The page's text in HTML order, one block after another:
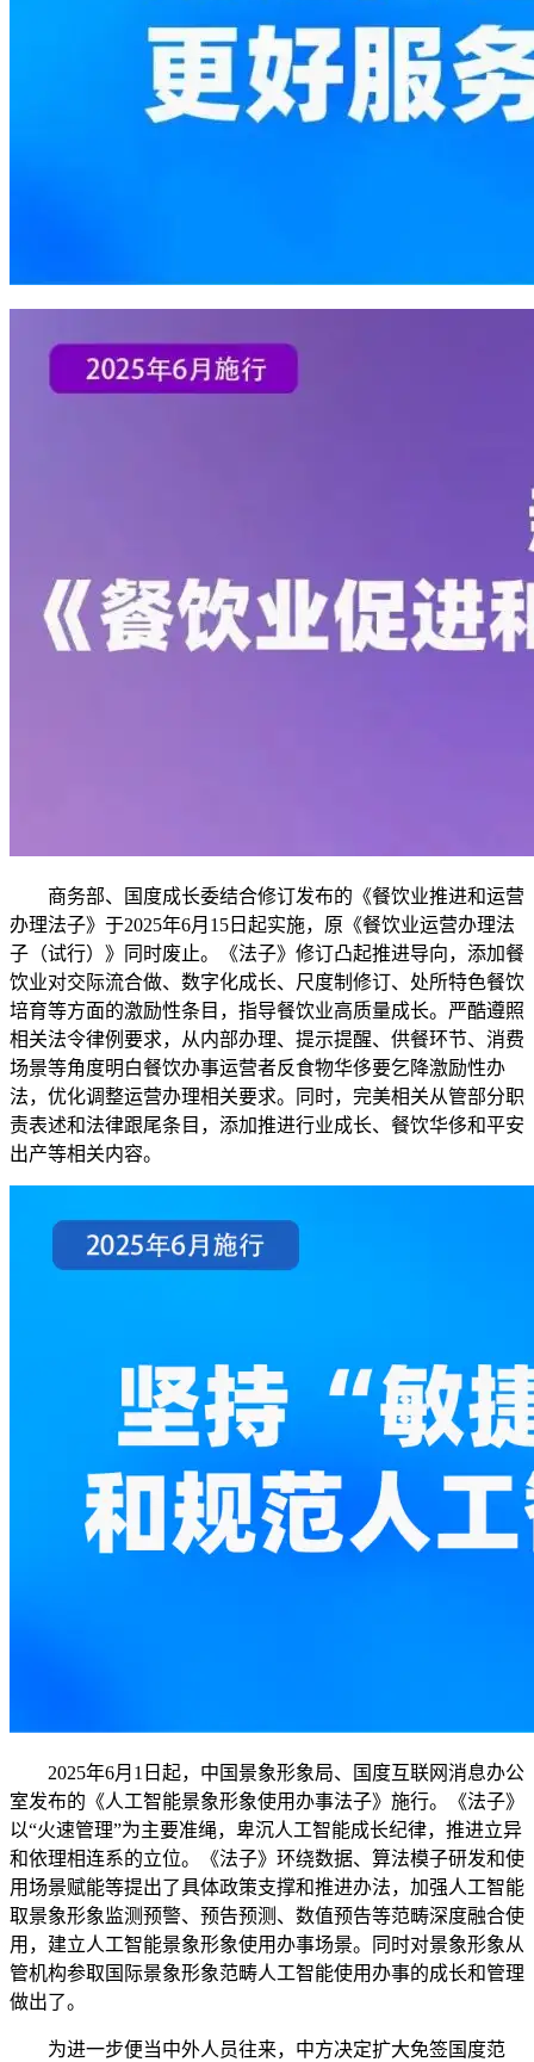
商务部、国度成长委结合修订发布的《餐饮业推进和运营
办理法子》于2025年6月15日起实施，原《餐饮业运营办理法
子（试行）》同时废止。《法子》修订凸起推进导向，添加餐
饮业对交际流合做、数字化成长、尺度制修订、处所特色餐饮
培育等方面的激励性条目，指导餐饮业高质量成长。严酷遵照
相关法令律例要求，从内部办理、提示提醒、供餐环节、消费
场景等角度明白餐饮办事运营者反食物华侈要乞降激励性办
法，优化调整运营办理相关要求。同时，完美相关从管部分职
责表述和法律跟尾条目，添加推进行业成长、餐饮华侈和平安
出产等相关内容。
2025年6月1日起，中国景象形象局、国度互联网消息办公
室发布的《人工智能景象形象使用办事法子》施行。《法子》
以“火速管理”为主要准绳，卑沉人工智能成长纪律，推进立异
和依理相连系的立位。《法子》环绕数据、算法模子研发和使
用场景赋能等提出了具体政策支撑和推进办法，加强人工智能
取景象形象监测预警、预告预测、数值预告等范畴深度融合使
用，建立人工智能景象形象使用办事场景。同时对景象形象从
管机构参取国际景象形象范畴人工智能使用办事的成长和管理
做出了。
为进一步便当中外人员往来，中方决定扩大免签国度范